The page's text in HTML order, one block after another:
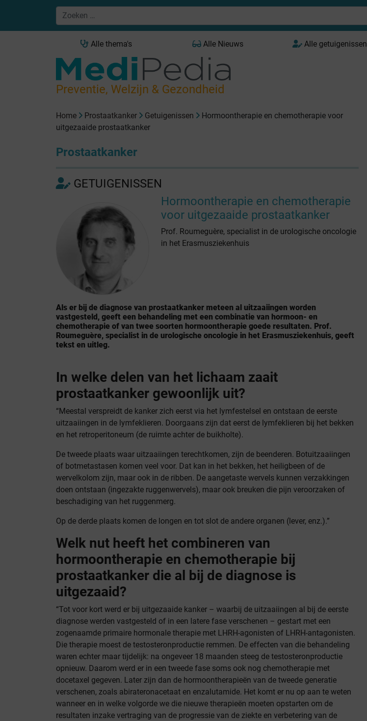
Alle thema's Alle Nieuws Alle getuigenissen
Preventie, Welzijn & Gezondheid
Home Prostaatkanker Getuigenissen
Hormoontherapie en chemotherapie voor
uitgezaaide prostaatkanker
Prostaatkanker
GETUIGENISSEN
Hormoontherapie en chemotherapie
voor uitgezaaide prostaatkanker
Prof. Roumeguère, specialist in de urologische oncologie
in het Erasmusziekenhuis
Als er bij de diagnose van prostaatkanker meteen al uitzaaiingen worden
vastgesteld, geeft een behandeling met een combinatie van hormoon- en
chemotherapie of van twee soorten hormoontherapie goede resultaten. Prof.
Roumeguère, specialist in de urologische oncologie in het Erasmusziekenhuis, geeft
tekst en uitleg.
In welke delen van het lichaam zaait
prostaatkanker gewoonlijk uit?
“Meestal verspreidt de kanker zich eerst via het lymfestelsel en ontstaan de eerste
uitzaaiingen in de lymfeklieren. Doorgaans zijn dat eerst de lymfeklieren bij het bekken
en het retroperitoneum (de ruimte achter de buikholte).
De tweede plaats waar uitzaaiingen terechtkomen, zijn de beenderen. Botuitzaaiingen
of botmetastasen komen veel voor. Dat kan in het bekken, het heiligbeen of de
wervelkolom zijn, maar ook in de ribben. De aangetaste wervels kunnen verzakkingen
doen ontstaan (ingezakte ruggenwervels), maar ook breuken die pijn veroorzaken of
beschadiging van het ruggenmerg.
Op de derde plaats komen de longen en tot slot de andere organen (lever, enz.).”
Welk nut heeft het combineren van
hormoontherapie en chemotherapie bij
prostaatkanker die al bij de diagnose is
uitgezaaid?
“Tot voor kort werd er bij uitgezaaide kanker – waarbij de uitzaaiingen al bij de eerste
diagnose werden vastgesteld of in een latere fase verschenen – gestart met een
zogenaamde primaire hormonale therapie met LHRH-agonisten of LHRH-antagonisten.
Die therapie moest de testosteronproductie remmen. De effecten van die behandeling
waren echter maar tijdelijk: na ongeveer 18 maanden steeg de testosteronproductie
opnieuw. Daarom werd er in een tweede fase soms ook nog chemotherapie met
docetaxel gegeven. Later zijn dan de hormoontherapieën van de tweede generatie
verschenen, zoals abirateronacetaat en enzalutamide. Het komt er nu op aan te weten
wanneer en in welke volgorde we die nieuwe therapieën moeten opstarten om de
resultaten inzake vertraging van de progressie van de ziekte en verbetering van de